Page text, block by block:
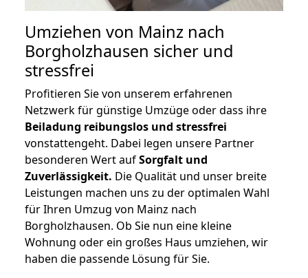
Umziehen von Mainz nach
Borgholzhausen sicher und
stressfrei
Profitieren Sie von unserem erfahrenen
Netzwerk für günstige Umzüge oder dass ihre
Beiladung reibungslos und stressfrei
vonstattengeht. Dabei legen unsere Partner
besonderen Wert aufSorgfalt und
Zuverlässigkeit. Die Qualität und unser breite
Leistungen machen uns zu der optimalen Wahl
für Ihren Umzug von Mainz nach
Borgholzhausen. Ob Sie nun eine kleine
Wohnung oder ein großes Haus umziehen, wir
haben die passende Lösung für Sie.